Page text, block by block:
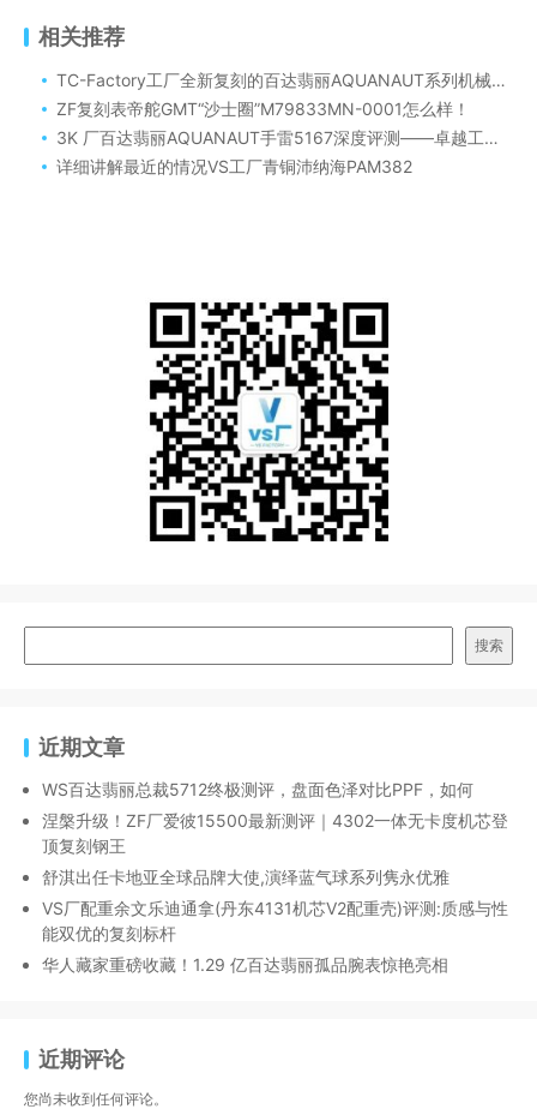
相关推荐
TC-Factory工厂全新复刻的百达翡丽AQUANAUT系列机械女手雷问世，告别机芯一眼假时代。
ZF复刻表帝舵GMT“沙士圈”M79833MN-0001怎么样！
3K 厂百达翡丽AQUANAUT手雷5167深度评测——卓越工艺，震撼登场
详细讲解最近的情况VS工厂青铜沛纳海PAM382
搜索
近期文章
WS百达翡丽总裁5712终极测评，盘面色泽对比PPF，如何
涅槃升级！ZF厂爱彼15500最新测评｜4302一体无卡度机芯登
顶复刻钢王
舒淇出任卡地亚全球品牌大使,演绎蓝气球系列隽永优雅
VS厂配重余文乐迪通拿(丹东4131机芯V2配重壳)评测:质感与性
能双优的复刻标杆
华人藏家重磅收藏！1.29 亿百达翡丽孤品腕表惊艳亮相
近期评论
您尚未收到任何评论。